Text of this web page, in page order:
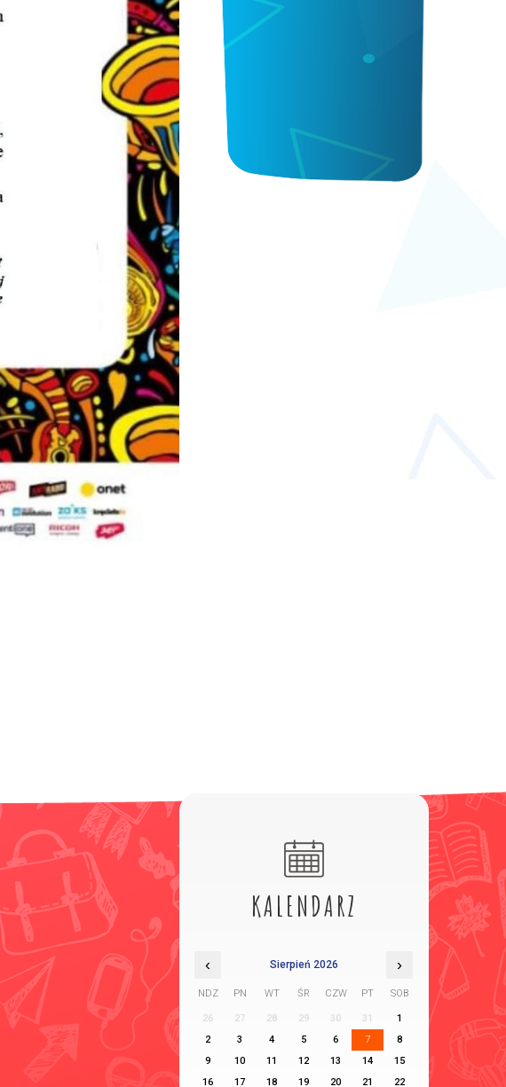
KALENDARZ
‹ Sierpień 2026 ›
NDZ PN WT ŚR CZW PT SOB
26 27 28 29 30 31
1
2
3 4 5 6 7
8
9
10 11 12 13 14
15
16
17 18 19 20 21 22